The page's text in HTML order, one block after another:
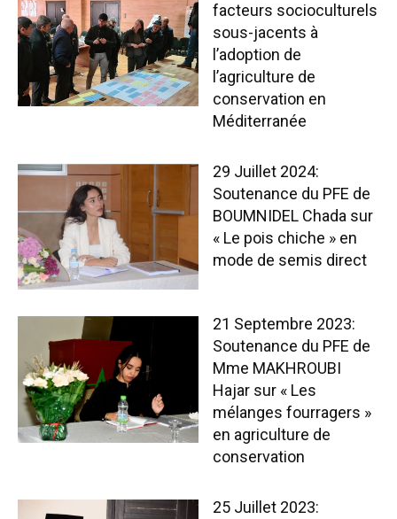
facteurs socioculturels
sous-jacents à
l’adoption de
l’agriculture de
conservation en
Méditerranée
29 Juillet 2024:
Soutenance du PFE de
BOUMNIDEL Chada sur
« Le pois chiche » en
mode de semis direct
21 Septembre 2023:
Soutenance du PFE de
Mme MAKHROUBI
Hajar sur « Les
mélanges fourragers »
en agriculture de
conservation
25 Juillet 2023: